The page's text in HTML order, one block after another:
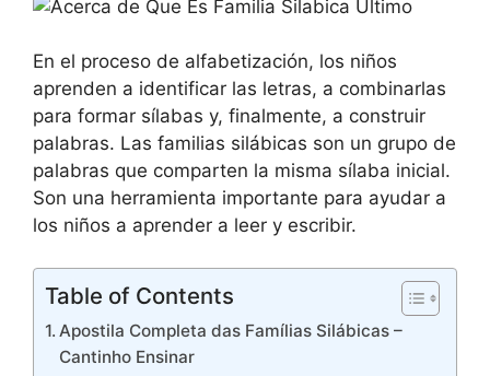
En el proceso de alfabetización, los niños
aprenden a identificar las letras, a combinarlas
para formar sílabas y, finalmente, a construir
palabras. Las familias silábicas son un grupo de
palabras que comparten la misma sílaba inicial.
Son una herramienta importante para ayudar a
los niños a aprender a leer y escribir.
Table of Contents
Apostila Completa das Famílias Silábicas –
Cantinho Ensinar